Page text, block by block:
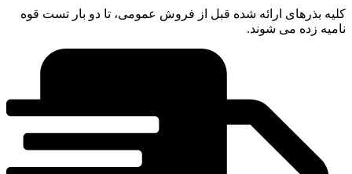
کلیه بذرهای ارائه شده قبل از فروش عمومی، تا دو بار تست قوه
نامیه زده می شوند.